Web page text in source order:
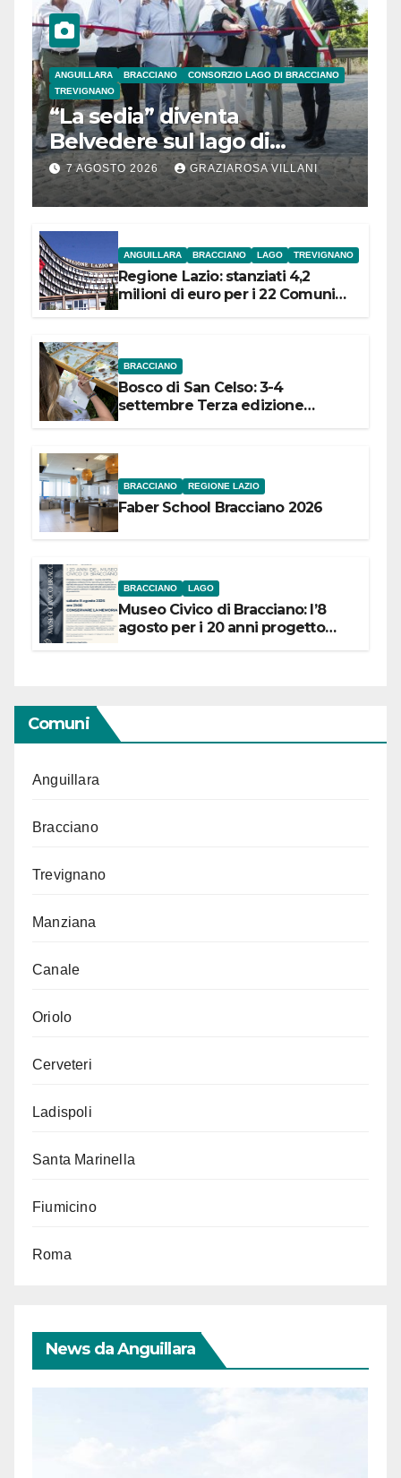
ANGUILLARA BRACCIANO
CONSORZIO LAGO DI BRACCIANO
TREVIGNANO
“La sedia” diventa
Belvedere sul lago di
Bracciano: ieri
l’inaugurazione
7 AGOSTO 2026 GRAZIAROSA VILLANI
ANGUILLARA BRACCIANO LAGO TREVIGNANO
Regione Lazio: stanziati 4,2
milioni di euro per i 22 Comuni
BRACCIANO
Bosco di San Celso: 3-4
settembre Terza edizione
BRACCIANO REGIONE LAZIO
Faber School Bracciano 2026
BRACCIANO LAGO
Museo Civico di Bracciano: l’8
agosto per i 20 anni progetto
Comuni
Anguillara
Bracciano
Trevignano
Manziana
Canale
Oriolo
Cerveteri
Ladispoli
Santa Marinella
Fiumicino
Roma
News da Anguillara